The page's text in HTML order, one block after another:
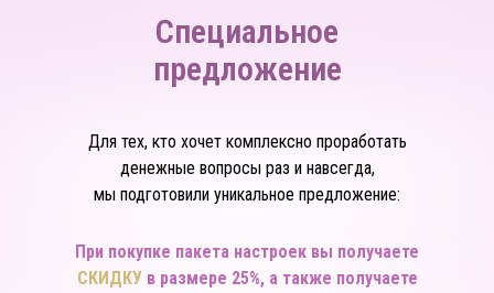
Специальное
предложение
Для тех, кто хочет комплексно проработать
денежные вопросы раз и навсегда,
мы подготовили уникальное предложение:
При покупке пакета настроек вы получаете
СКИДКУв размере 25%, а также получаете